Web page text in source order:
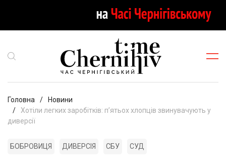
Головна
Новини
Хотіли легких заробітків: п’ятьох хлопців звинувачують у
диверсії
БОБРОВИЦЯ ДИВЕРСІЯ СБУ СУД